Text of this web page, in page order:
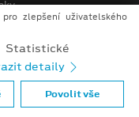
zákazníků
je využíváno kombinace
snímků (CGI)
zlepšení uživatelského
Statistické
detaily
Povolit vše